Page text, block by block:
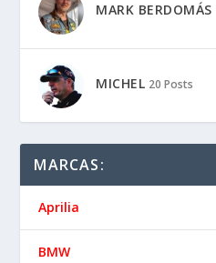
MARK BERDOMÁS
MICHEL 20 Posts
MARCAS:
Aprilia
BMW